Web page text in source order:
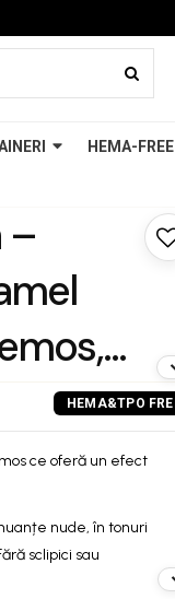
HEMA-FREE
–
ce oferă un efect
nude, în tonuri
sclipici sau